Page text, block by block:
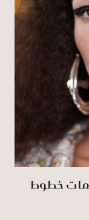
خطوط